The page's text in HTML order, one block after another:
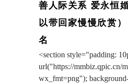
善人际关系 爱永恒
以带回家慢慢欣赏
名
<section style="padding:
url("https://mmbiz.qpic.cn/
wx_fmt=png");